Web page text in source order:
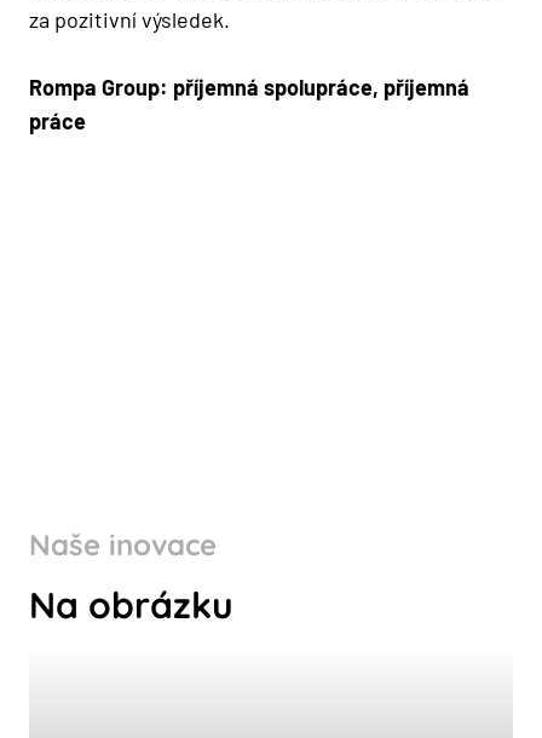
za pozitivní výsledek.
Rompa Group: příjemná spolupráce, příjemná
práce
Naše inovace
Na obrázku